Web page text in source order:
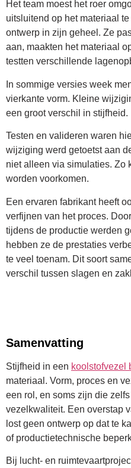
Het team moest het roer
uitsluitend op het materiaal
ontwerp in zijn geheel. Ze
aan, maakten het materiaal
testten verschillende
In sommige versies week
vierkante vorm. Kleine
een groot verschil in stijfheid.
Testen en valideren waren
wijziging werd getoetst aan
niet alleen via simulaties. Zo
worden voorkomen.
Een ervaren fabrikant heeft
verfijnen van het proces.
tijdens de productie werden
hebben ze de prestaties
te veel toenam. Dit soort
verschil tussen slagen en
Samenvatting
Stijfheid in een koolstofvezel
materiaal. Vorm, proces en
een rol, en soms zijn die
vezelkwaliteit. Een overstap
lost geen ontwerp op dat te
of productietechnische
Bij lucht- en